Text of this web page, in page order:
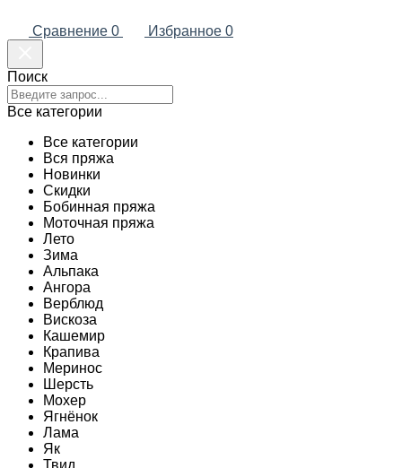
Сравнение 0 Избранное 0
Поиск
Все категории
Все категории
Вся пряжа
Новинки
Скидки
Бобинная пряжа
Моточная пряжа
Лето
Зима
Альпака
Ангора
Верблюд
Вискоза
Кашемир
Крапива
Меринос
Шерсть
Мохер
Ягнёнок
Лама
Як
Твид